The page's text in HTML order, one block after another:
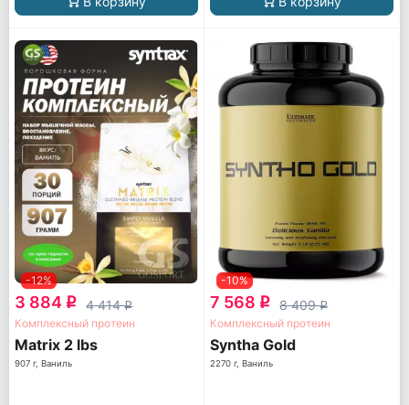
-12%
3 884 q 4 414q
Комплексный протеин
Matrix 2 lbs
907 г, Ваниль
-10%
7 568 q 8 409q
Комплексный протеин
Syntha Gold
2270 г, Ваниль